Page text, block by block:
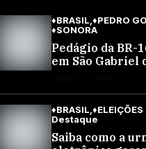
♦BRASIL ♦PEDRO
♦SONORA
Pedágio da BR-
em São Gabriel
quarta-feira
♦BRASIL
Destaque
Saiba como a